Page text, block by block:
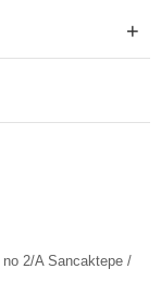
2/A Sancaktepe /